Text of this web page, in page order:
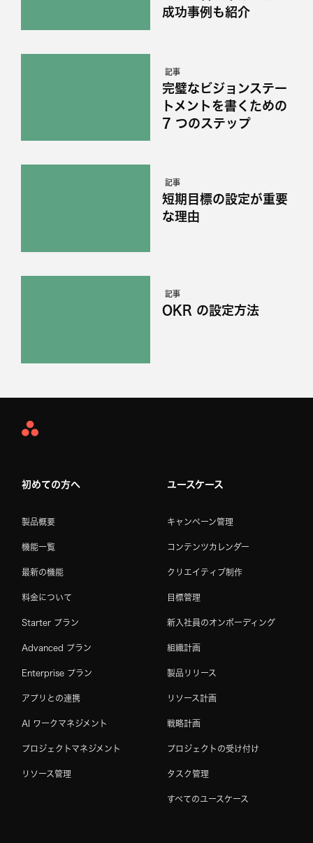
成功事例も紹介
記事
完璧なビジョンステー
トメントを書くための
7 つのステップ
記事
短期目標の設定が重要
な理由
記事
OKR の設定方法
Asana
初めての方へ
製品概要
機能一覧
最新の機能
料金について
Starter プラン
Advanced プラン
Enterprise プラン
アプリとの連携
AI ワークマネジメント
プロジェクトマネジメント
リソース管理
ユースケース
キャンペーン管理
コンテンツカレンダー
クリエイティブ制作
目標管理
新入社員のオンボーディング
組織計画
製品リリース
リソース計画
戦略計画
プロジェクトの受け付け
タスク管理
すべてのユースケース